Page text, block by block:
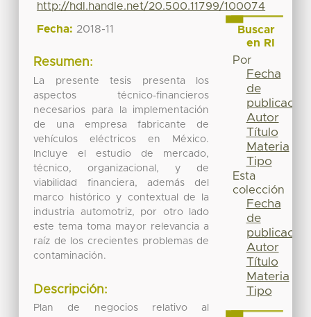
http://hdl.handle.net/20.500.11799/100074
Fecha: 2018-11
Resumen:
La presente tesis presenta los
aspectos técnico-financieros
necesarios para la implementación
de una empresa fabricante de
vehículos eléctricos en México.
Incluye el estudio de mercado,
técnico, organizacional, y de
viabilidad financiera, además del
marco histórico y contextual de la
industria automotriz, por otro lado
este tema toma mayor relevancia a
raíz de los crecientes problemas de
contaminación.
Descripción:
Plan de negocios relativo al
Buscar
en RI
Por
Fecha
de
publicación
Autor
Título
Materia
Tipo
Esta
colección
Fecha
de
publicación
Autor
Título
Materia
Tipo